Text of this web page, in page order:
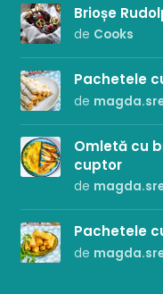
Brioșe
de Cooks
Pachetele
de
Omletă cu
cuptor
de
Pachetele
de